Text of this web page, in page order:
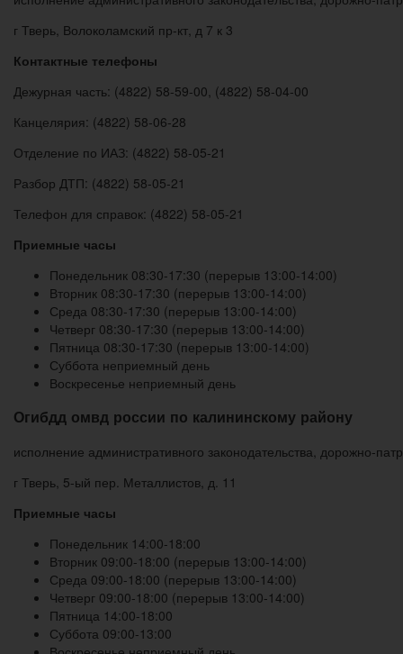
г Тверь, Волоколамский пр-кт, д 7 к 3
Контактные телефоны
Дежурная часть: (4822) 58-59-00, (4822) 58-04-00
Канцелярия: (4822) 58-06-28
Отделение по ИАЗ: (4822) 58-05-21
Разбор ДТП: (4822) 58-05-21
Телефон для справок: (4822) 58-05-21
Приемные часы
Понедельник 08:30-17:30 (перерыв 13:00-14:00)
Вторник 08:30-17:30 (перерыв 13:00-14:00)
Среда 08:30-17:30 (перерыв 13:00-14:00)
Четверг 08:30-17:30 (перерыв 13:00-14:00)
Пятница 08:30-17:30 (перерыв 13:00-14:00)
Суббота неприемный день
Воскресенье неприемный день
Огибдд омвд россии по калининскому району
исполнение административного законодательства, дорожно-
г Тверь, 5-ый пер. Металлистов, д. 11
Приемные часы
Понедельник 14:00-18:00
Вторник 09:00-18:00 (перерыв 13:00-14:00)
Среда 09:00-18:00 (перерыв 13:00-14:00)
Четверг 09:00-18:00 (перерыв 13:00-14:00)
Пятница 14:00-18:00
Суббота 09:00-13:00